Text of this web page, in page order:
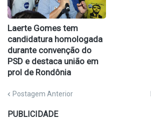
Laerte Gomes tem
candidatura homologada
durante convenção do
PSD e destaca união em
prol de Rondônia
Postagem Anterior
PUBLICIDADE